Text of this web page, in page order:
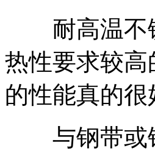
耐高温不锈
热性要求较
的性能真的很
与钢带或钢